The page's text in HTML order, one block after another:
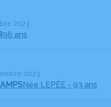
2023
96 ans
2023
Née LEPÉE - 93 ans